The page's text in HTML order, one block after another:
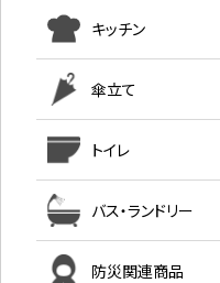
キッチン
傘立て
トイレ
バス・ランドリー
防災関連商品